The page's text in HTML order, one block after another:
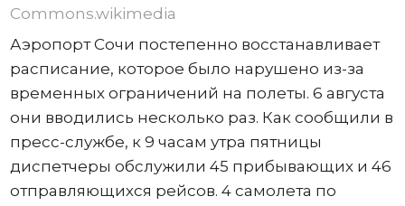
Commons.wikimedia
Аэропорт Сочи постепенно восстанавливает
расписание, которое было нарушено из-за
временных ограничений на полеты. 6 августа
они вводились несколько раз. Как сообщили в
пресс-службе, к 9 часам утра пятницы
диспетчеры обслужили 45 прибывающих и 46
отправляющихся рейсов. 4 самолета по